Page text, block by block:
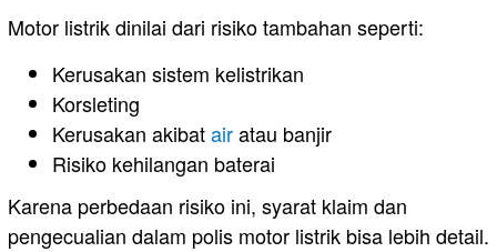
Motor listrik dinilai dari risiko tambahan seperti:
Kerusakan sistem kelistrikan
Korsleting
Kerusakan akibatairatau banjir
Risiko kehilangan baterai
Karena perbedaan risiko ini, syarat klaim dan
pengecualian dalam polis motor listrik bisa lebih detail.